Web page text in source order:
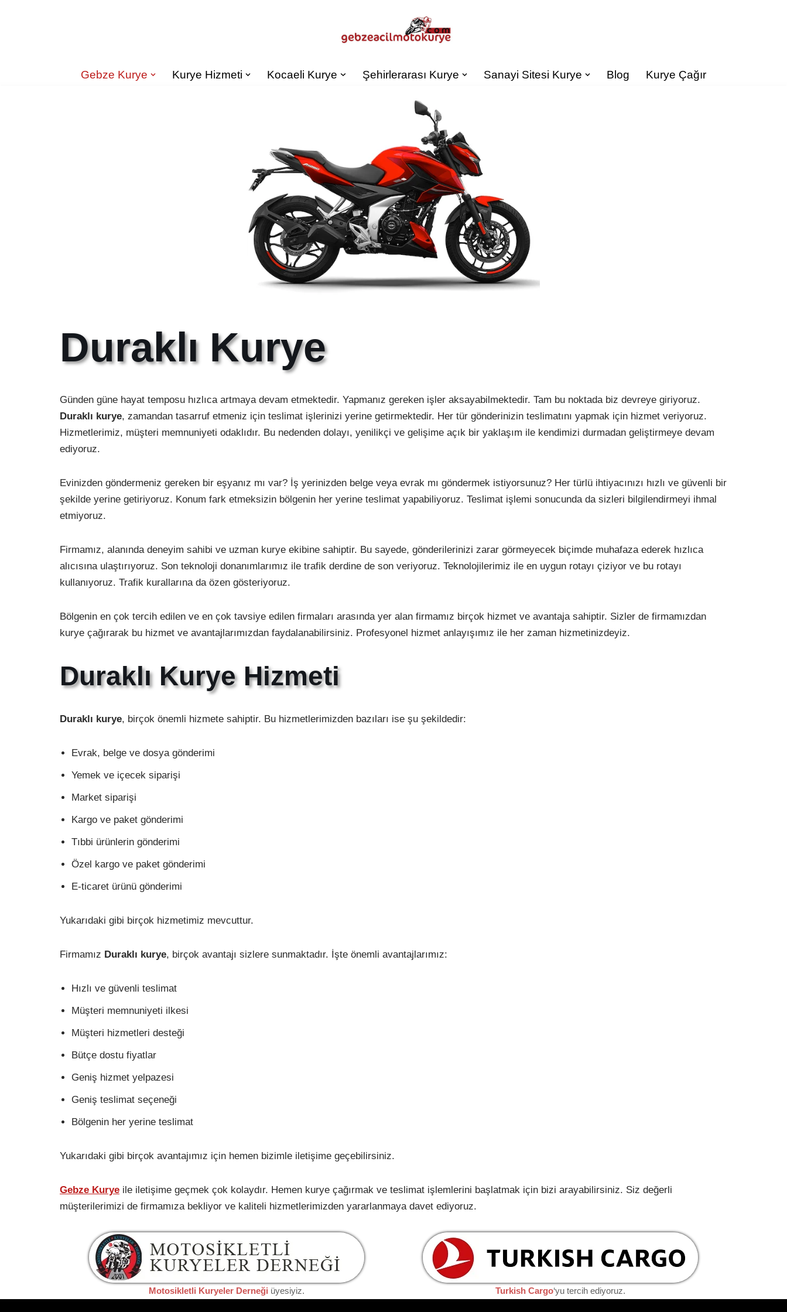
Gebze Kurye Kurye Hizmeti Kocaeli Kurye Şehirlerarası Kurye Sanayi Sitesi Kurye Blog Kurye Çağır
Duraklı Kurye
Günden güne hayat temposu hızlıca artmaya devam etmektedir. Yapmanız gereken işler aksayabilmektedir. Tam bu noktada biz devreye giriyoruz.
Duraklı kurye, zamandan tasarruf etmeniz için teslimat işlerinizi yerine getirmektedir. Her tür gönderinizin teslimatını yapmak için hizmet veriyoruz.
Hizmetlerimiz, müşteri memnuniyeti odaklıdır. Bu nedenden dolayı, yenilikçi ve gelişime açık bir yaklaşım ile kendimizi durmadan geliştirmeye devam
ediyoruz.
Evinizden göndermeniz gereken bir eşyanız mı var? İş yerinizden belge veya evrak mı göndermek istiyorsunuz? Her türlü ihtiyacınızı hızlı ve güvenli bir
şekilde yerine getiriyoruz. Konum fark etmeksizin bölgenin her yerine teslimat yapabiliyoruz. Teslimat işlemi sonucunda da sizleri bilgilendirmeyi ihmal
etmiyoruz.
Firmamız, alanında deneyim sahibi ve uzman kurye ekibine sahiptir. Bu sayede, gönderilerinizi zarar görmeyecek biçimde muhafaza ederek hızlıca
alıcısına ulaştırıyoruz. Son teknoloji donanımlarımız ile trafik derdine de son veriyoruz. Teknolojilerimiz ile en uygun rotayı çiziyor ve bu rotayı
kullanıyoruz. Trafik kurallarına da özen gösteriyoruz.
Bölgenin en çok tercih edilen ve en çok tavsiye edilen firmaları arasında yer alan firmamız birçok hizmet ve avantaja sahiptir. Sizler de firmamızdan
kurye çağırarak bu hizmet ve avantajlarımızdan faydalanabilirsiniz. Profesyonel hizmet anlayışımız ile her zaman hizmetinizdeyiz.
Duraklı Kurye Hizmeti
Duraklı kurye, birçok önemli hizmete sahiptir. Bu hizmetlerimizden bazıları ise şu şekildedir:
Evrak, belge ve dosya gönderimi
Yemek ve içecek siparişi
Market siparişi
Kargo ve paket gönderimi
Tıbbi ürünlerin gönderimi
Özel kargo ve paket gönderimi
E-ticaret ürünü gönderimi
Yukarıdaki gibi birçok hizmetimiz mevcuttur.
Firmamız Duraklı kurye, birçok avantajı sizlere sunmaktadır. İşte önemli avantajlarımız:
Hızlı ve güvenli teslimat
Müşteri memnuniyeti ilkesi
Müşteri hizmetleri desteği
Bütçe dostu fiyatlar
Geniş hizmet yelpazesi
Geniş teslimat seçeneği
Bölgenin her yerine teslimat
Yukarıdaki gibi birçok avantajımız için hemen bizimle iletişime geçebilirsiniz.
Gebze Kurye ile iletişime geçmek çok kolaydır. Hemen kurye çağırmak ve teslimat işlemlerini başlatmak için bizi arayabilirsiniz. Siz değerli
müşterilerimizi de firmamıza bekliyor ve kaliteli hizmetlerimizden yararlanmaya davet ediyoruz.
Motosikletli Kuryeler Derneği üyesiyiz. Turkish Cargo‘yu tercih ediyoruz.